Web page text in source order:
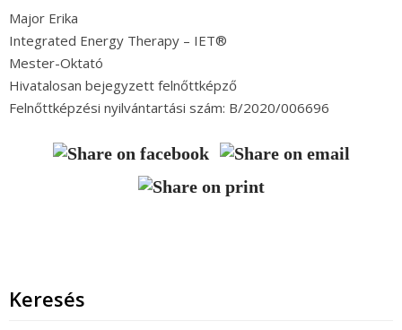
Major Erika
Integrated Energy Therapy – IET®
Mester-Oktató
Hivatalosan bejegyzett felnőttképző
Felnőttképzési nyilvántartási szám: B/2020/006696
Keresés